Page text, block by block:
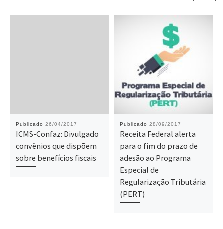
Publicado 26/04/2017
ICMS-Confaz: Divulgado
convênios que dispõem
sobre benefícios fiscais
Publicado 28/09/2017
Receita Federal alerta
para o fim do prazo de
adesão ao Programa
Especial de
Regularização Tributária
(PERT)